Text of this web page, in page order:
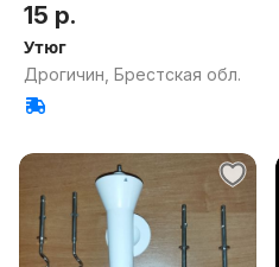
15 р.
Утюг
Дрогичин, Брестская обл.